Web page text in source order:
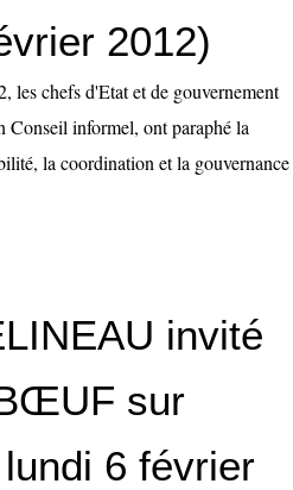
2012)
chefs d'Etat et de gouvernement
Conseil informel, ont paraphé la
la coordination et la gouvernance
invité
sur
6 février